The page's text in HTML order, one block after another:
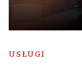
USŁUGI